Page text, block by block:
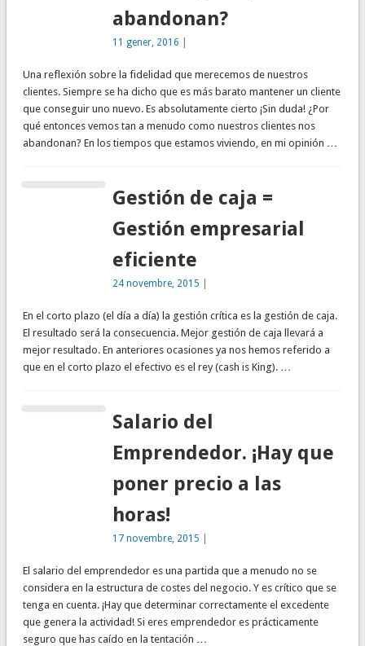
abandonan?
11 gener, 2016
Una reflexión sobre la fidelidad que merecemos de nuestros
clientes. Siempre se ha dicho que es más barato mantener un cliente
que conseguir uno nuevo. Es absolutamente cierto ¡Sin duda! ¿Por
qué entonces vemos tan a menudo como nuestros clientes nos
abandonan? En los tiempos que estamos viviendo, en mi opinión …
Gestión de caja =
Gestión empresarial
eficiente
24 novembre, 2015
En el corto plazo (el día a día) la gestión crítica es la gestión de caja.
El resultado será la consecuencia. Mejor gestión de caja llevará a
mejor resultado. En anteriores ocasiones ya nos hemos referido a
que en el corto plazo el efectivo es el rey (cash is King). …
Salario del
Emprendedor. ¡Hay que
poner precio a las
horas!
17 novembre, 2015
El salario del emprendedor es una partida que a menudo no se
considera en la estructura de costes del negocio. Y es crítico que se
tenga en cuenta. ¡Hay que determinar correctamente el excedente
que genera la actividad! Si eres emprendedor es prácticamente
seguro que has caído en la tentación …